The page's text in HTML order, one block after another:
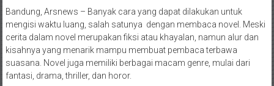
Bandung, Arsnews – Banyak cara yang dapat dilakukan untuk
mengisi waktu luang, salah satunya dengan membaca novel. Meski
cerita dalam novel merupakan fiksi atau khayalan, namun alur dan
kisahnya yang menarik mampu membuat pembaca terbawa
suasana. Novel juga memiliki berbagai macam genre, mulai dari
fantasi, drama, thriller, dan horor.